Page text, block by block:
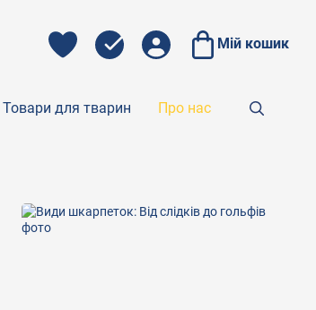
Мій кошик
Товари для тварин Про нас